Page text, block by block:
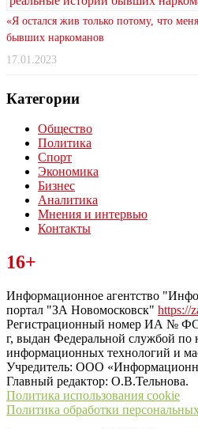
«Я остался жив только потому, что
бывших наркоманов
17.01.2023
Категории
Общество
Политика
Спорт
Экономика
Бизнес
Аналитика
Мнения и интервью
Контакты
Читайте последние новости дня в
“ЗаНовомосковск”
16+
Информационное агентство
портал "ЗА Новомосковск" https://
Регистрационный номер ИА №
г, выдан Федеральной службой по
информационных технологий и
Учредитель: ООО
Главный редактор: О.В.Тельнова.
Политика использования cookie
Политика обработки